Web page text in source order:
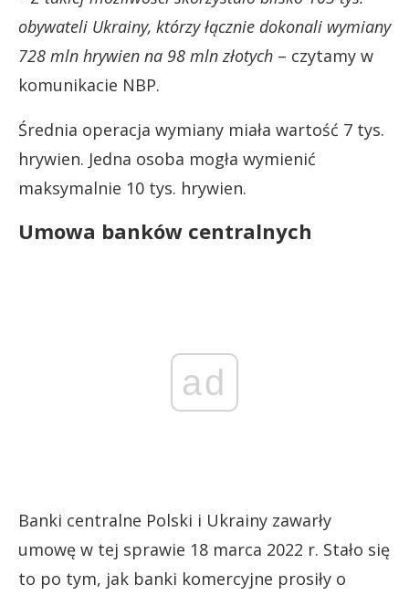
obywateli Ukrainy, którzy łącznie dokonali wymiany
728 mln hrywien na 98 mln złotych – czytamy w
komunikacie NBP.
Średnia operacja wymiany miała wartość 7 tys.
hrywien. Jedna osoba mogła wymienić
maksymalnie 10 tys. hrywien.
Umowa banków centralnych
ad
Banki centralne Polski i Ukrainy zawarły
umowę w tej sprawie 18 marca 2022 r. Stało się
to po tym, jak banki komercyjne prosiły o